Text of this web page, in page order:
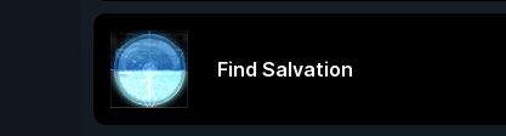
Find Salvation